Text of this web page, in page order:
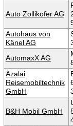
Auto Zollikofer AG
Autohaus von
Känel AG
AutomaxX AG
Azalai
Reisemobiltechnik
GmbH
B&H Mobil GmbH